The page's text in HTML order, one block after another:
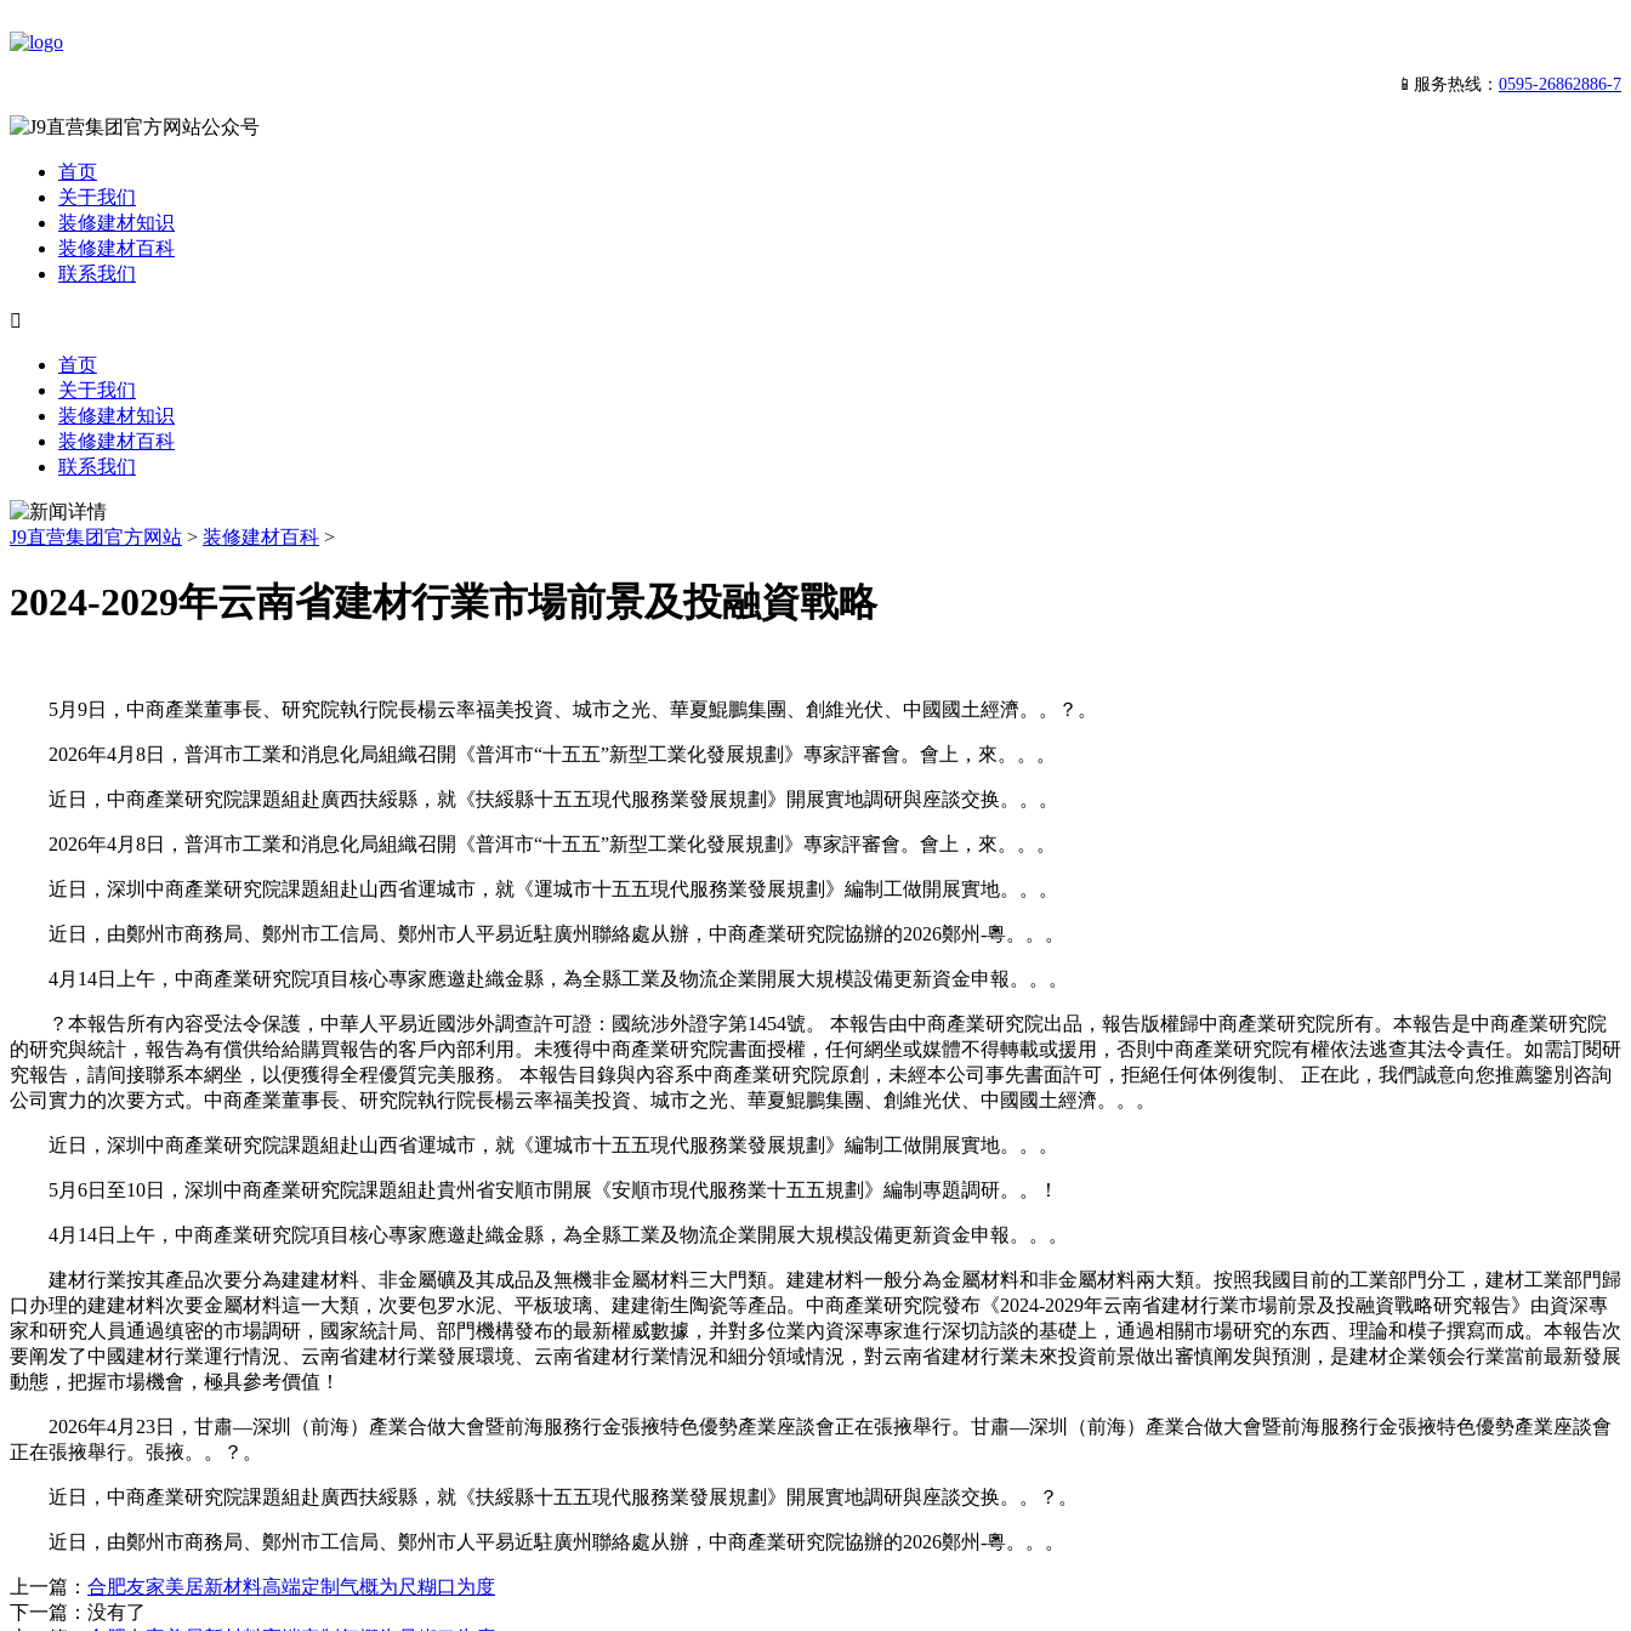
📱服务热线： 0595-26862886-7
首页
关于我们
装修建材知识
装修建材百科
联系我们

首页
关于我们
装修建材知识
装修建材百科
联系我们
J9直营集团官方网站 > 装修建材百科 >
2024-2029年云南省建材行業市場前景及投融資戰略
5月9日，中商產業董事長、研究院執行院長楊云率福美投資、城市之光、華夏鯤鵬集團、創維光伏、中國國土經濟。。？。
2026年4月8日，普洱市工業和消息化局組織召開《普洱市“十五五”新型工業化發展規劃》專家評審會。會上，來。。。
近日，中商產業研究院課題組赴廣西扶綏縣，就《扶綏縣十五五現代服務業發展規劃》開展實地調研與座談交换。。。
2026年4月8日，普洱市工業和消息化局組織召開《普洱市“十五五”新型工業化發展規劃》專家評審會。會上，來。。。
近日，深圳中商產業研究院課題組赴山西省運城市，就《運城市十五五現代服務業發展規劃》編制工做開展實地。。。
近日，由鄭州市商務局、鄭州市工信局、鄭州市人平易近駐廣州聯絡處从辦，中商產業研究院協辦的2026鄭州-粵。。。
4月14日上午，中商產業研究院項目核心專家應邀赴織金縣，為全縣工業及物流企業開展大規模設備更新資金申報。。。
？本報告所有內容受法令保護，中華人平易近國涉外調查許可證：國統涉外證字第1454號。 本報告由中商產業研究院出品，報告版權歸中商產業研究院所有。本報告是中商產業研究院
的研究與統計，報告為有償供给給購買報告的客戶內部利用。未獲得中商產業研究院書面授權，任何網坐或媒體不得轉載或援用，否則中商產業研究院有權依法逃查其法令責任。如需訂閱研
究報告，請间接聯系本網坐，以便獲得全程優質完美服務。 本報告目錄與內容系中商產業研究院原創，未經本公司事先書面許可，拒絕任何体例復制、 正在此，我們誠意向您推薦鑒別咨詢
公司實力的次要方式。中商產業董事長、研究院執行院長楊云率福美投資、城市之光、華夏鯤鵬集團、創維光伏、中國國土經濟。。。
近日，深圳中商產業研究院課題組赴山西省運城市，就《運城市十五五現代服務業發展規劃》編制工做開展實地。。。
5月6日至10日，深圳中商產業研究院課題組赴貴州省安順市開展《安順市現代服務業十五五規劃》編制專題調研。。！
4月14日上午，中商產業研究院項目核心專家應邀赴織金縣，為全縣工業及物流企業開展大規模設備更新資金申報。。。
建材行業按其產品次要分為建建材料、非金屬礦及其成品及無機非金屬材料三大門類。建建材料一般分為金屬材料和非金屬材料兩大類。按照我國目前的工業部門分工，建材工業部門歸
口办理的建建材料次要金屬材料這一大類，次要包罗水泥、平板玻璃、建建衛生陶瓷等產品。中商產業研究院發布《2024-2029年云南省建材行業市場前景及投融資戰略研究報告》由資深專
家和研究人員通過缜密的市場調研，國家統計局、部門機構發布的最新權威數據，并對多位業內資深專家進行深切訪談的基礎上，通過相關市場研究的东西、理論和模子撰寫而成。本報告次
要阐发了中國建材行業運行情況、云南省建材行業發展環境、云南省建材行業情況和細分領域情況，對云南省建材行業未來投資前景做出審慎阐发與預測，是建材企業领会行業當前最新發展
動態，把握市場機會，極具參考價值！
2026年4月23日，甘肅—深圳（前海）產業合做大會暨前海服務行金張掖特色優勢產業座談會正在張掖舉行。甘肅—深圳（前海）產業合做大會暨前海服務行金張掖特色優勢產業座談會
正在張掖舉行。張掖。。？。
近日，中商產業研究院課題組赴廣西扶綏縣，就《扶綏縣十五五現代服務業發展規劃》開展實地調研與座談交换。。？。
近日，由鄭州市商務局、鄭州市工信局、鄭州市人平易近駐廣州聯絡處从辦，中商產業研究院協辦的2026鄭州-粵。。。
上一篇： 合肥友家美居新材料高端定制气概为尺糊口为度
下一篇：没有了